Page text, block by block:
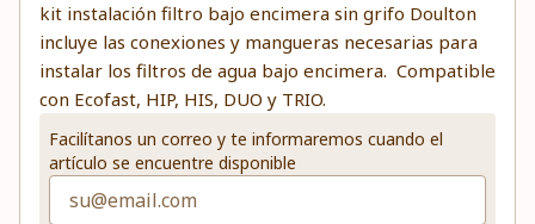
kit instalación filtro bajo encimera sin grifo Doulton
incluye las conexiones y mangueras necesarias para
instalar los filtros de agua bajo encimera. Compatible
con Ecofast, HIP, HIS, DUO y TRIO.
Facilítanos un correo y te informaremos cuando el
artículo se encuentre disponible